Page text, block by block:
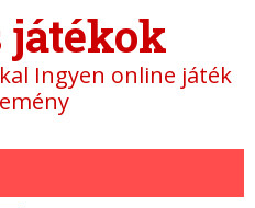
játékok
Ingyen online játék